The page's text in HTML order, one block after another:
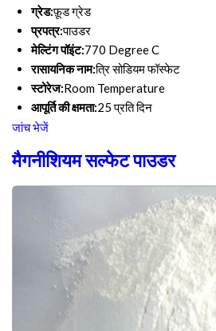
ग्रेड:फ़ूड ग्रेड
प्रपत्र:पाउडर
मेल्टिंग पॉइंट:770 Degree C
रासायनिक नाम:त्रि सोडियम फॉस्फेट
स्टोरेज:Room Temperature
आपूर्ति की क्षमता:25 प्रति दिन
जांच भेजें
मैगनीशियम सल्फेट पाउडर